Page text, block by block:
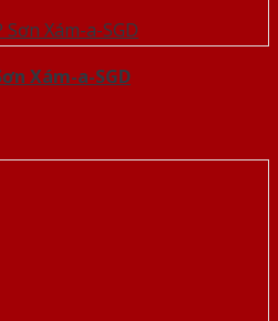
Xám-a-SGD